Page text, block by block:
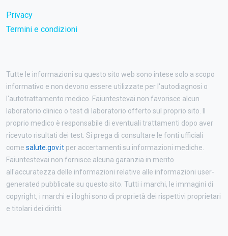
Privacy
Termini e condizioni
Tutte le informazioni su questo sito web sono intese solo a scopo
informativo e non devono essere utilizzate per l'autodiagnosi o
l'autotrattamento medico. Faiuntestevai non favorisce alcun
laboratorio clinico o test di laboratorio offerto sul proprio sito. Il
proprio medico è responsabile di eventuali trattamenti dopo aver
ricevuto risultati dei test. Si prega di consultare le fonti ufficiali
come salute.gov.it per accertamenti su informazioni mediche.
Faiuntestevai non fornisce alcuna garanzia in merito
all'accuratezza delle informazioni relative alle informazioni user-
generated pubblicate su questo sito. Tutti i marchi, le immagini di
copyright, i marchi e i loghi sono di proprietà dei rispettivi proprietari
e titolari dei diritti.